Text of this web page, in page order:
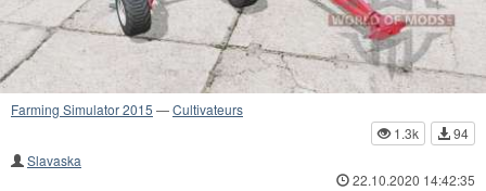
Farming Simulator 2015 —Cultivateurs
1.3k
94
Slavaska
22.10.2020 14:42:35